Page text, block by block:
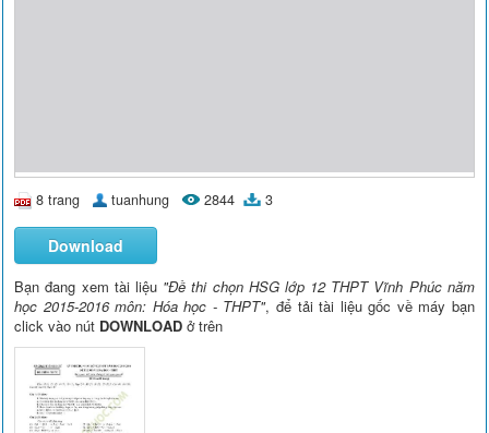
8 trang tuanhung 2844 3
Download
Bạn đang xem tài liệu "Đề thi chọn HSG lớp 12 THPT Vĩnh Phúc năm
học 2015-2016 môn: Hóa học - THPT", để tải tài liệu gốc về máy bạn
click vào nút DOWNLOAD ở trên